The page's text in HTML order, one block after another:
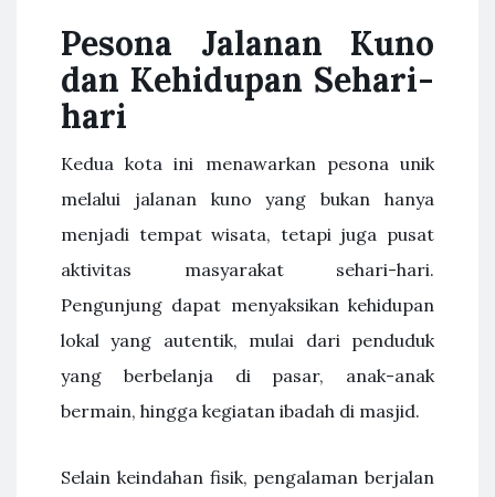
Pesona Jalanan Kuno
dan Kehidupan Sehari-
hari
Kedua kota ini menawarkan pesona unik
melalui jalanan kuno yang bukan hanya
menjadi tempat wisata, tetapi juga pusat
aktivitas masyarakat sehari-hari.
Pengunjung dapat menyaksikan kehidupan
lokal yang autentik, mulai dari penduduk
yang berbelanja di pasar, anak-anak
bermain, hingga kegiatan ibadah di masjid.
Selain keindahan fisik, pengalaman berjalan